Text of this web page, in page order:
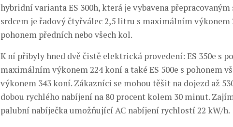
hybridní varianta ES 300h, která je vybavena přepracovaným
srdcem je řadový čtyřválec 2,5 litru s maximálním výkonem
pohonem předních nebo všech kol.
K ní přibyly hned dvě čistě elektrická provedení: ES 350e s
maximálním výkonem 224 koní a také ES 500e s pohonem
výkonem 343 koní. Zákazníci se mohou těšit na dojezd až
dobou rychlého nabíjení na 80 procent kolem 30 minut.
palubní nabíječka umožňující AC nabíjení rychlostí 22 kW/h.